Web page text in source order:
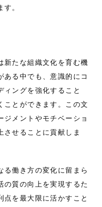
。
新たな組織文化を育む機
ある中でも、意識的にコ
ィングを強化すること
ことができます。この文
メントやモチベーショ
させることに貢献しま
る働き方の変化に留まら
の質の向上を実現するた
を最大限に活かすこと